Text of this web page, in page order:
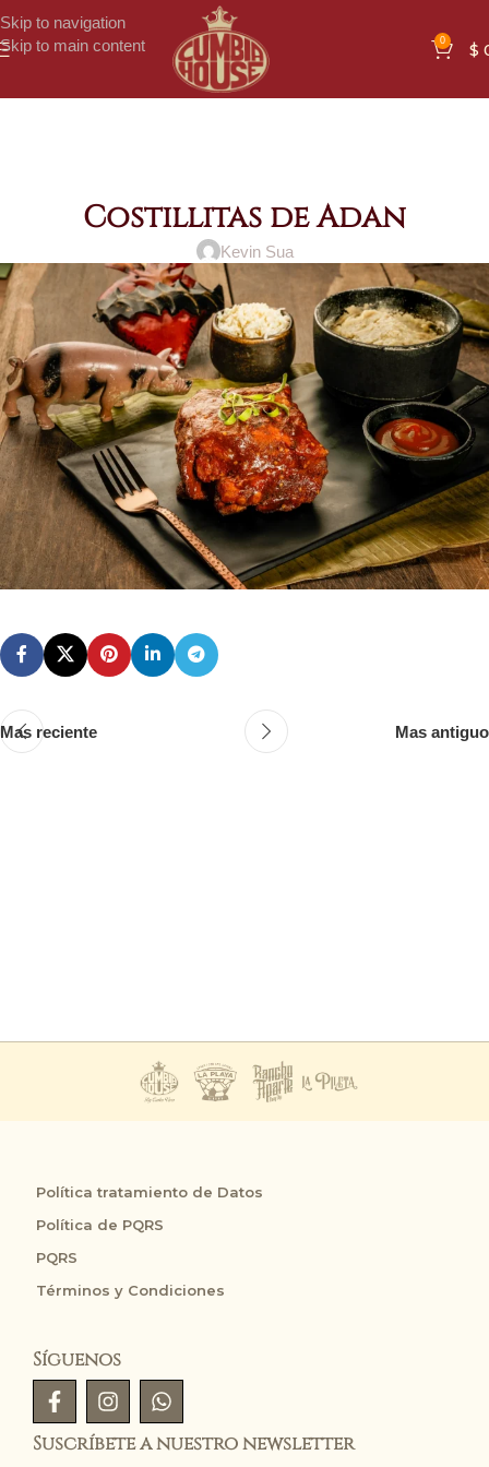
Skip to navigation
Skip to main content
0 $
Costillitas de Adan
Kevin Sua
Mas reciente Mas antiguo
Política tratamiento de Datos
Política de PQRS
PQRS
Términos y Condiciones
Síguenos
Suscríbete a nuestro newsletter